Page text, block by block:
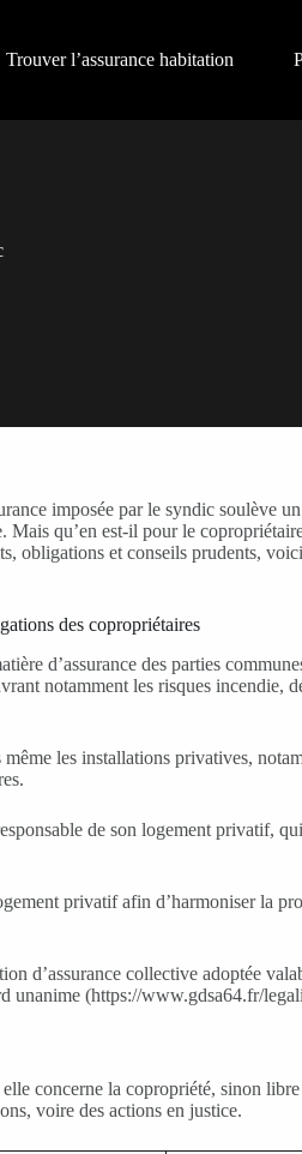
Trouver l’assurance habitation
imposée par le syndic
qu’en est-il pour le
obligations et conseils prudents,
des copropriétaires
d’assurance des parties
notamment les risques incendie,
les installations privatives,
de son logement privatif,
privatif afin d’harmoniser la
d’assurance collective adoptée
(https://www.gdsa64.fr/
concerne la copropriété, sinon
voire des actions en justice.